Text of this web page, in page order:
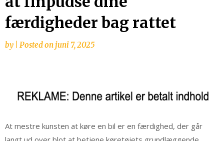
færdigheder bag rattet
by Posted on juni 7, 2025
At mestre kunsten at køre en bil er en færdighed, der går